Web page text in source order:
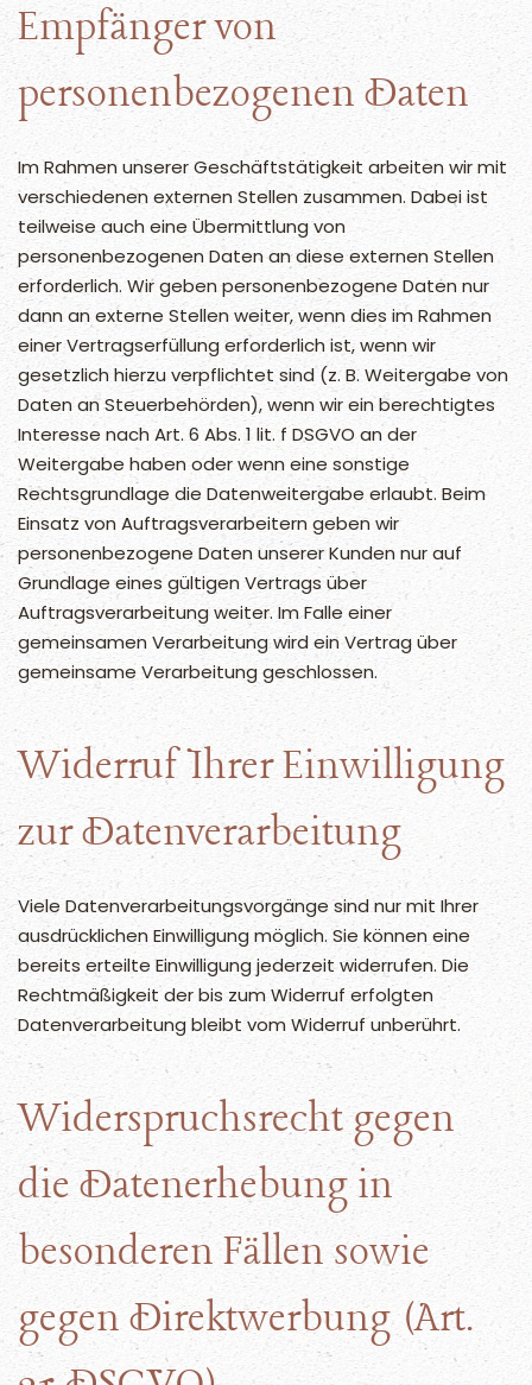
Empfänger von
personenbezogenen Daten
Im Rahmen unserer Geschäftstätigkeit arbeiten wir mit
verschiedenen externen Stellen zusammen. Dabei ist
teilweise auch eine Übermittlung von
personenbezogenen Daten an diese externen Stellen
erforderlich. Wir geben personenbezogene Daten nur
dann an externe Stellen weiter, wenn dies im Rahmen
einer Vertragserfüllung erforderlich ist, wenn wir
gesetzlich hierzu verpflichtet sind (z. B. Weitergabe von
Daten an Steuerbehörden), wenn wir ein berechtigtes
Interesse nach Art. 6 Abs. 1 lit. f DSGVO an der
Weitergabe haben oder wenn eine sonstige
Rechtsgrundlage die Datenweitergabe erlaubt. Beim
Einsatz von Auftragsverarbeitern geben wir
personenbezogene Daten unserer Kunden nur auf
Grundlage eines gültigen Vertrags über
Auftragsverarbeitung weiter. Im Falle einer
gemeinsamen Verarbeitung wird ein Vertrag über
gemeinsame Verarbeitung geschlossen.
Widerruf Ihrer Einwilligung
zur Datenverarbeitung
Viele Datenverarbeitungsvorgänge sind nur mit Ihrer
ausdrücklichen Einwilligung möglich. Sie können eine
bereits erteilte Einwilligung jederzeit widerrufen. Die
Rechtmäßigkeit der bis zum Widerruf erfolgten
Datenverarbeitung bleibt vom Widerruf unberührt.
Widerspruchsrecht gegen
die Datenerhebung in
besonderen Fällen sowie
gegen Direktwerbung (Art.